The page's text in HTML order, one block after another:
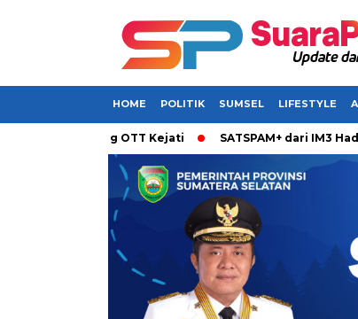
HOME POLITIK SUMSEL LIFESTYLE
Terjaring OTT Kejati SATSPAM+ dari IM3 Hadirkan